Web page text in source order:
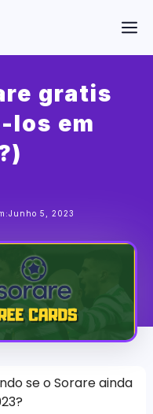
gratis
los em
Junho 5, 2023
se o Sorare ainda